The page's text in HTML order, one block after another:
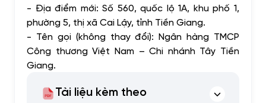
- Địa điểm mới: Số 560, quốc lộ 1A, khu phố 1,
phường 5, thị xã Cai Lậy, tỉnh Tiền Giang.
- Tên gọi (không thay đổi): Ngân hàng TMCP
Công thương Việt Nam – Chi nhánh Tây Tiền
Giang.
Tài liệu kèm theo